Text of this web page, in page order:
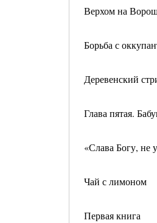
Верхом на
Борьба с
Деревенский
Глава пятая.
«Слава Богу, не
Чай с лимоном
Первая книга